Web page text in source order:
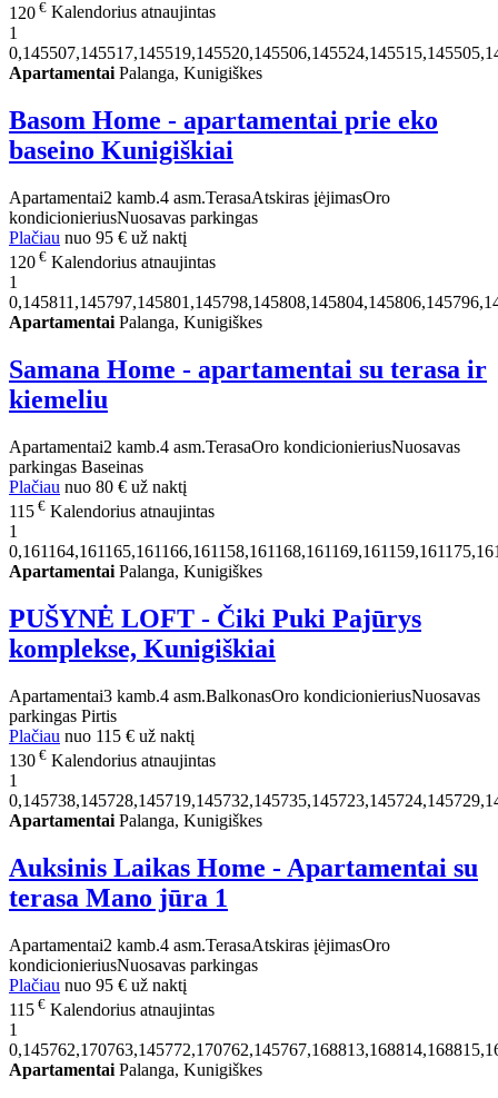
120 € Kalendorius atnaujintas
1
Apartamentai Palanga, Kunigiškes
Basom Home - apartamentai prie eko
baseino Kunigiškiai
Apartamentai2 kamb.4 asm.TerasaAtskiras įėjimasOro
kondicionieriusNuosavas parkingas
Plačiau nuo 95 € už naktį
120 € Kalendorius atnaujintas
1
Apartamentai Palanga, Kunigiškes
Samana Home - apartamentai su terasa ir
kiemeliu
Apartamentai2 kamb.4 asm.TerasaOro kondicionieriusNuosavas
parkingas Baseinas
Plačiau nuo 80 € už naktį
115 € Kalendorius atnaujintas
1
Apartamentai Palanga, Kunigiškes
PUŠYNĖ LOFT - Čiki Puki Pajūrys
komplekse, Kunigiškiai
Apartamentai3 kamb.4 asm.BalkonasOro kondicionieriusNuosavas
parkingas Pirtis
Plačiau nuo 115 € už naktį
130 € Kalendorius atnaujintas
1
Apartamentai Palanga, Kunigiškes
Auksinis Laikas Home - Apartamentai su
terasa Mano jūra 1
Apartamentai2 kamb.4 asm.TerasaAtskiras įėjimasOro
kondicionieriusNuosavas parkingas
Plačiau nuo 95 € už naktį
115 € Kalendorius atnaujintas
1
Apartamentai Palanga, Kunigiškes